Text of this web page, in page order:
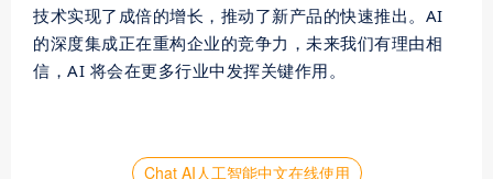
技术实现了成倍的增长，推动了新产品的快速推出。AI
的深度集成正在重构企业的竞争力，未来我们有理由相
信，AI 将会在更多行业中发挥关键作用。
Chat AI人工智能中文在线使用